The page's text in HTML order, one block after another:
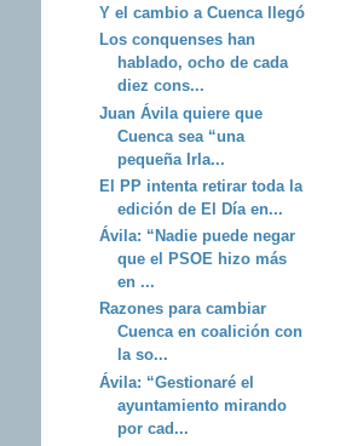
Y el cambio a Cuenca llegó
Los conquenses han
hablado, ocho de cada
diez cons...
Juan Ávila quiere que
Cuenca sea “una
pequeña Irla...
El PP intenta retirar toda la
edición de El Día en...
Ávila: “Nadie puede negar
que el PSOE hizo más
en ...
Razones para cambiar
Cuenca en coalición con
la so...
Ávila: “Gestionaré el
ayuntamiento mirando
por cad...